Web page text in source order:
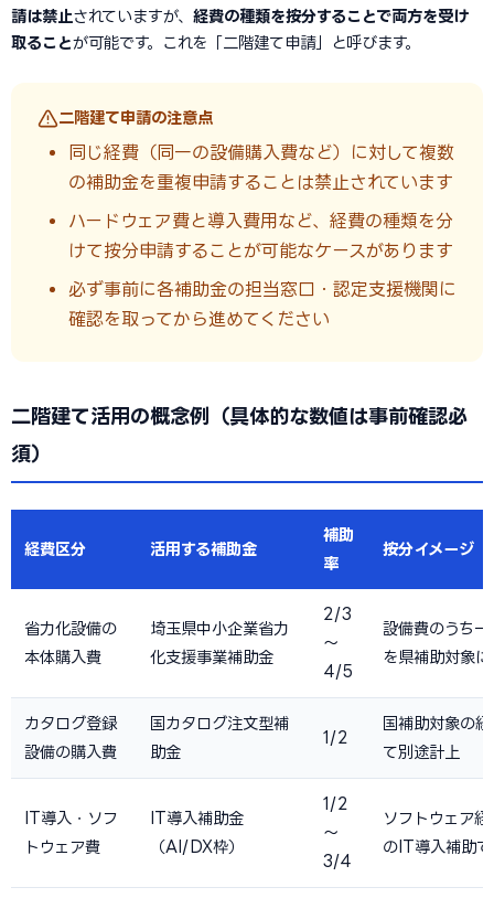
請は禁止されていますが、 経費の種類を按分することで両方を受け
取ることが可能です。これを「二階建て申請」と呼びます。
二階建て申請の注意点
同じ経費（同一の設備購入費など）に対して複数
の補助金を重複申請することは禁止されています
ハードウェア費と導入費用など、経費の種類を分
けて按分申請することが可能なケースがあります
必ず事前に各補助金の担当窓口・認定支援機関に
確認を取ってから進めてください
二階建て活用の概念例（具体的な数値は事前確認必
須）
経費区分 活用する補助金
補助
率
按分イメージ
省力化設備の
本体購入費
埼玉県中小企業省力
化支援事業補助金
2/3
〜
4/5
設備費のうち一
を県補助対象に
カタログ登録
設備の購入費
国カタログ注文型補
助金
1/2
国補助対象の
て別途計上
IT導入・ソフ
トウェア費
IT導入補助金
（AI/DX枠）
1/2
〜
3/4
ソフトウェア経
のIT導入補助